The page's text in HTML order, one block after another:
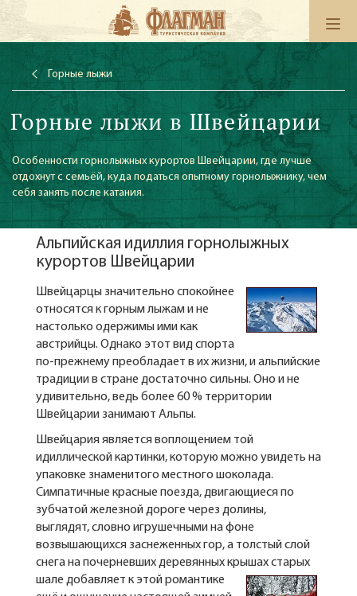
Горные лыжи
Горные лыжи в Швейцарии
Особенности горнолыжных курортов Швейцарии, где лучше
отдохнут с семьёй, куда податься опытному горнолыжнику, чем
себя занять после катания.
Альпийская идиллия горнолыжных
курортов Швейцарии
Швейцарцы значительно спокойнее
относятся к горным лыжам и не
настолько одержимы ими как
австрийцы. Однако этот вид спорта
по-прежнему преобладает в их жизни, и альпийские
традиции в стране достаточно сильны. Оно и не
удивительно, ведь более 60 % территории
Швейцарии занимают Альпы.
Швейцария является воплощением той
идиллической картинки, которую можно увидеть на
упаковке знаменитого местного шоколада.
Симпатичные красные поезда, двигающиеся по
зубчатой железной дороге через долины,
выглядят, словно игрушечными на фоне
возвышающихся заснеженных гор, а толстый слой
снега на почерневших деревянных крышах старых
шале добавляет к этой романтике